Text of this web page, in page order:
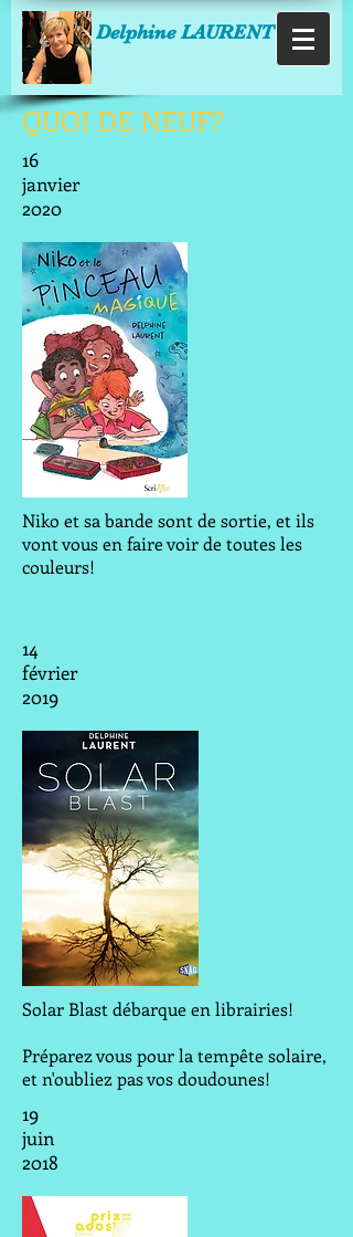
Delphine LAURENT
QUOI DE NEUF?
14
février
2019
Solar Blast débarque en librairies!
Préparez vous pour la tempête solaire,
et n'oubliez pas vos doudounes!
19
juin
2018
16
janvier
2020
Niko et sa bande sont de sortie, et ils
vont vous en faire voir de toutes les
couleurs!